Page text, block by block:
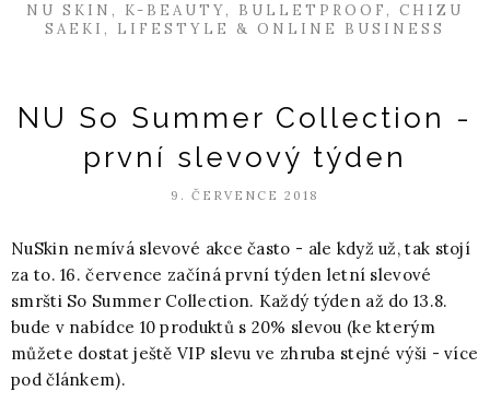
NU SKIN, K-BEAUTY, BULLETPROOF, CHIZU
SAEKI, LIFESTYLE & ONLINE BUSINESS
NU So Summer Collection -
první slevový týden
9. ČERVENCE 2018
NuSkin nemívá slevové akce často - ale když už, tak stojí
za to. 16. července začíná první týden letní slevové
smršti So Summer Collection. Každý týden až do 13.8.
bude v nabídce 10 produktů s 20% slevou (ke kterým
můžete dostat ještě VIP slevu ve zhruba stejné výši - více
pod článkem).